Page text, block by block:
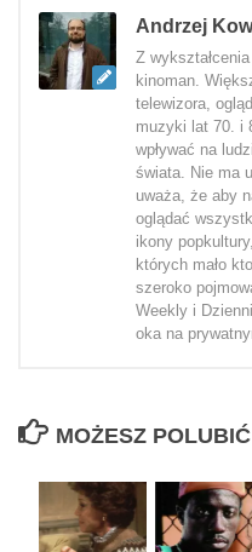
Andrzej
Z
kinoman.
telewizora,
muzyki lat 70. i
wpływać na
świata. Nie ma
uważa, że aby
oglądać
ikony
których mało
szeroko
Weekly i
oka na
MOŻESZ